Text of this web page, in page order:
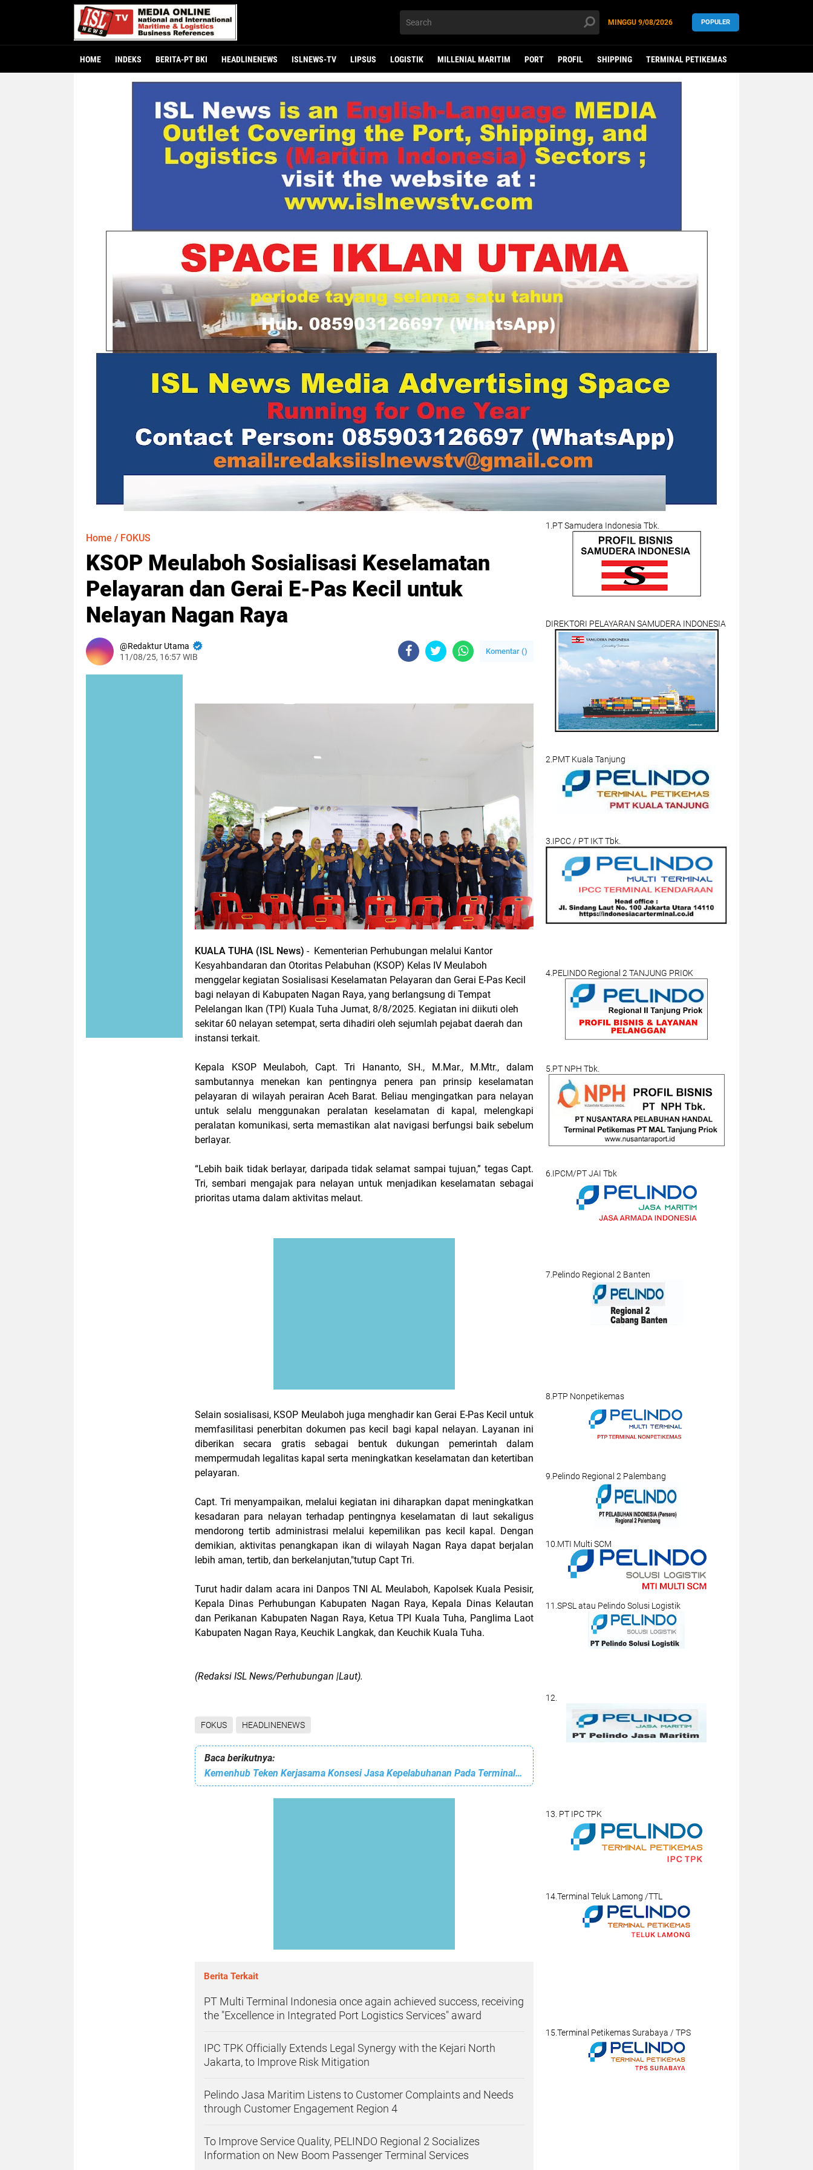
MINGGU 9/08/2026 POPULER
HOME INDEKS BERITA-PT BKI HEADLINENEWS ISLNEWS-TV LIPSUS LOGISTIK MILLENIAL MARITIM PORT PROFIL SHIPPING TERMINAL PETIKEMAS
Home / FOKUS
KSOP Meulaboh Sosialisasi Keselamatan
Pelayaran dan Gerai E-Pas Kecil untuk
Nelayan Nagan Raya
Redaktur Utama
11/08/25, 16:57 WIB
Komentar ()
KUALA TUHA (ISL News) - Kementerian Perhubungan melalui Kantor
Kesyahbandaran dan Otoritas Pelabuhan (KSOP) Kelas IV Meulaboh
menggelar kegiatan Sosialisasi Keselamatan Pelayaran dan Gerai E-Pas Kecil
bagi nelayan di Kabupaten Nagan Raya, yang berlangsung di Tempat
Pelelangan Ikan (TPI) Kuala Tuha Jumat, 8/8/2025. Kegiatan ini diikuti oleh
sekitar 60 nelayan setempat, serta dihadiri oleh sejumlah pejabat daerah dan
instansi terkait.
Kepala KSOP Meulaboh, Capt. Tri Hananto, SH., M.Mar., M.Mtr., dalam
sambutannya menekan kan pentingnya penera pan prinsip keselamatan
pelayaran di wilayah perairan Aceh Barat. Beliau mengingatkan para nelayan
untuk selalu menggunakan peralatan keselamatan di kapal, melengkapi
peralatan komunikasi, serta memastikan alat navigasi berfungsi baik sebelum
berlayar.
“Lebih baik tidak berlayar, daripada tidak selamat sampai tujuan,” tegas Capt.
Tri, sembari mengajak para nelayan untuk menjadikan keselamatan sebagai
prioritas utama dalam aktivitas melaut.
Selain sosialisasi, KSOP Meulaboh juga menghadir kan Gerai E-Pas Kecil untuk
memfasilitasi penerbitan dokumen pas kecil bagi kapal nelayan. Layanan ini
diberikan secara gratis sebagai bentuk dukungan pemerintah dalam
mempermudah legalitas kapal serta meningkatkan keselamatan dan ketertiban
pelayaran.
Capt. Tri menyampaikan, melalui kegiatan ini diharapkan dapat meningkatkan
kesadaran para nelayan terhadap pentingnya keselamatan di laut sekaligus
mendorong tertib administrasi melalui kepemilikan pas kecil kapal. Dengan
demikian, aktivitas penangkapan ikan di wilayah Nagan Raya dapat berjalan
lebih aman, tertib, dan berkelanjutan,"tutup Capt Tri.
Turut hadir dalam acara ini Danpos TNI AL Meulaboh, Kapolsek Kuala Pesisir,
Kepala Dinas Perhubungan Kabupaten Nagan Raya, Kepala Dinas Kelautan
dan Perikanan Kabupaten Nagan Raya, Ketua TPI Kuala Tuha, Panglima Laot
Kabupaten Nagan Raya, Keuchik Langkak, dan Keuchik Kuala Tuha.
(Redaksi ISL News/Perhubungan |Laut).
FOKUS HEADLINENEWS
Baca berikutnya:
Kemenhub Teken Kerjasama Konsesi Jasa Kepelabuhanan Pada Terminal Pelabuhan Talenta Bumi di Pelabuhan Banjarmasin
Berita Terkait
PT Multi Terminal Indonesia once again achieved success, receiving
the "Excellence in Integrated Port Logistics Services" award
IPC TPK Officially Extends Legal Synergy with the Kejari North
Jakarta, to Improve Risk Mitigation
Pelindo Jasa Maritim Listens to Customer Complaints and Needs
through Customer Engagement Region 4
To Improve Service Quality, PELINDO Regional 2 Socializes
Information on New Boom Passenger Terminal Services
1.PT Samudera Indonesia Tbk.
DIREKTORI PELAYARAN SAMUDERA INDONESIA
2.PMT Kuala Tanjung
3.IPCC / PT IKT Tbk.
4.PELINDO Regional 2 TANJUNG PRIOK
5.PT NPH Tbk.
6.IPCM/PT JAI Tbk
7.Pelindo Regional 2 Banten
8.PTP Nonpetikemas
9.Pelindo Regional 2 Palembang
10.MTI Multi SCM
11.SPSL atau Pelindo Solusi Logistik
12.
13. PT IPC TPK
14.Terminal Teluk Lamong /TTL
15.Terminal Petikemas Surabaya / TPS